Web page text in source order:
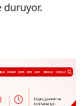
duruyor.